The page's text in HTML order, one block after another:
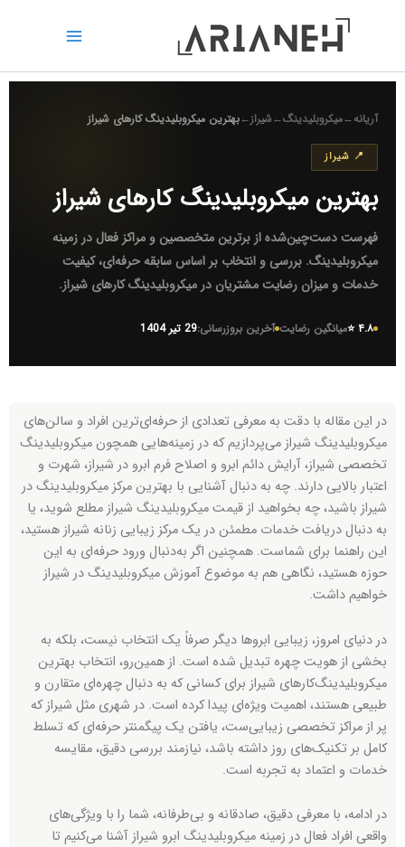
آریانه←میکروبلیدینگ←شیراز←بهترین میکروبلیدینگ کارهای شیراز
📍 شیراز
بهترین میکروبلیدینگ کارهای شیراز
فهرست دست‌چین‌شده از برترین متخصصین و مراکز فعال در زمینه
میکروبلیدینگ. بررسی و انتخاب بر اساس سابقه حرفه‌ای، کیفیت
خدمات و میزان رضایت مشتریان در میکروبلیدینگ کارهای شیراز.
۴.۸ ⭐ میانگین رضایت آخرین بروزرسانی:29 تیر 1404
در این مقاله با دقت به معرفی تعدادی از حرفه‌ای‌ترین افراد و سالن‌های
میکروبلیدینگ شیراز می‌پردازیم که در زمینه‌هایی همچون میکروبلیدینگ
تخصصی شیراز، آرایش دائم ابرو و اصلاح فرم ابرو در شیراز، شهرت و
اعتبار بالایی دارند. چه به دنبال آشنایی با بهترین مرکز میکروبلیدینگ در
شیراز باشید، چه بخواهید از قیمت میکروبلیدینگ شیراز مطلع شوید، یا
به دنبال دریافت خدمات مطمئن در یک مرکز زیبایی زنانه شیراز هستید،
این راهنما برای شماست. همچنین اگر به‌دنبال ورود حرفه‌ای به این
حوزه هستید، نگاهی هم به موضوع آموزش میکروبلیدینگ در شیراز
خواهیم داشت.
در دنیای امروز، زیبایی ابروها دیگر صرفاً یک انتخاب نیست، بلکه به
بخشی از هویت چهره تبدیل شده است. از همین‌رو، انتخاب بهترین
میکروبلیدینگ‌کارهای شیراز برای کسانی که به دنبال چهره‌ای متقارن و
طبیعی هستند، اهمیت ویژه‌ای پیدا کرده است. در شهری مثل شیراز که
پر از مراکز تخصصی زیبایی‌ست، یافتن یک پیگمنتر حرفه‌ای که تسلط
کامل بر تکنیک‌های روز داشته باشد، نیازمند بررسی دقیق، مقایسه
خدمات و اعتماد به تجربه است.
در ادامه، با معرفی دقیق، صادقانه و بی‌طرفانه، شما را با ویژگی‌های
واقعی افراد فعال در زمینه میکروبلیدینگ ابرو شیراز آشنا می‌کنیم تا